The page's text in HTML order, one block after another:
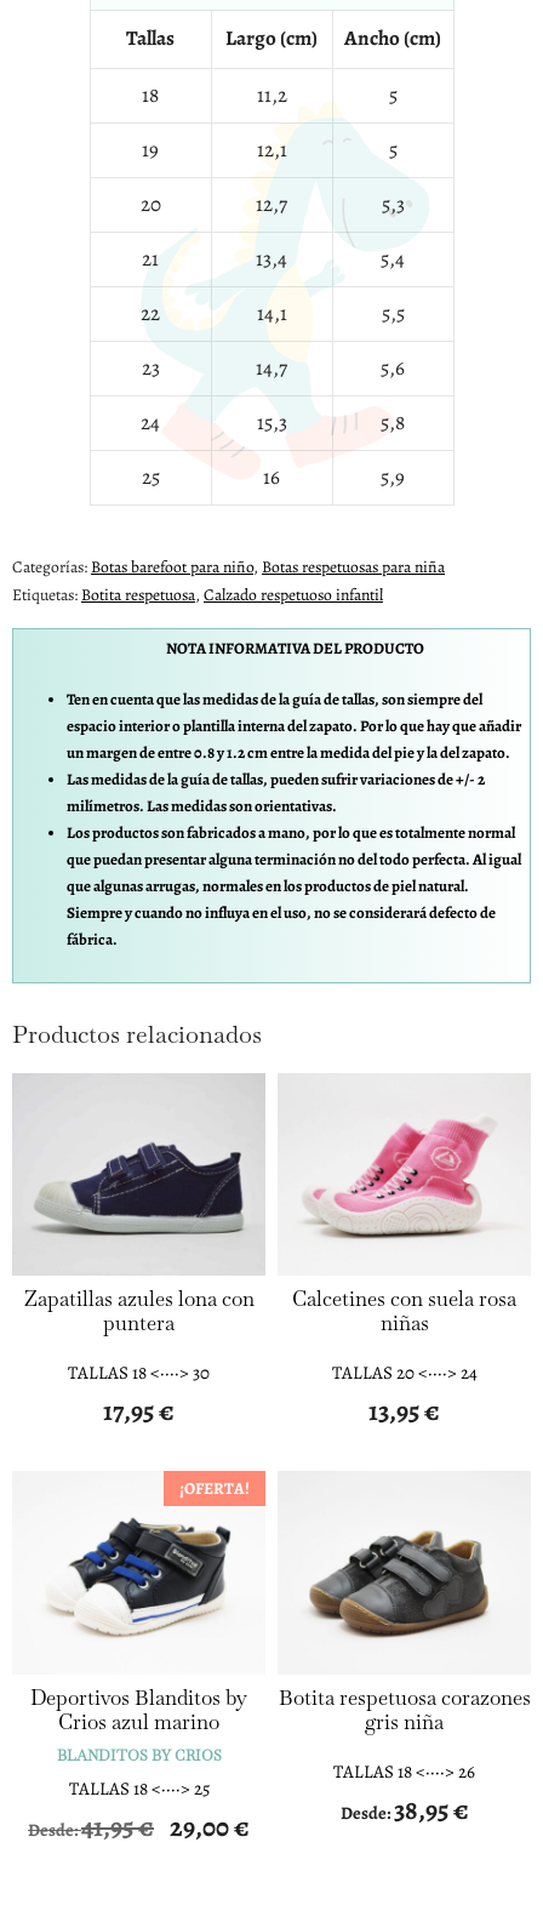
Tallas Largo (cm) Ancho (cm)
18 11,2
5
19
12,1
5
20
12,7
5,3
21
13,4
5,4
22
14,1
5,5
23
14,7
5,6
24
15,3
5,8
25
16 5,9
Categorías: Botas barefoot para niño, Botas respetuosas para niña
Etiquetas: Botita respetuosa, Calzado respetuoso infantil
NOTA INFORMATIVA DEL PRODUCTO
Ten en cuenta que las medidas de la guía de tallas, son siempre del
espacio interior o plantilla interna del zapato. Por lo que hay que añadir
un margen de entre 0.8 y 1.2 cm entre la medida del pie y la del zapato.
Las medidas de la guía de tallas, pueden sufrir variaciones de +/- 2
milímetros. Las medidas son orientativas.
Los productos son fabricados a mano, por lo que es totalmente normal
que puedan presentar alguna terminación no del todo perfecta. Al igual
que algunas arrugas, normales en los productos de piel natural.
Siempre y cuando no influya en el uso, no se considerará defecto de
fábrica.
Productos relacionados
Zapatillas azules lona con
puntera
TALLAS 18 <····> 30
17,95€
Calcetines con suela rosa
niñas
TALLAS 20 <····> 24
13,95€
¡OFERTA!
Deportivos Blanditos by
Crios azul marino
BLANDITOS BY CRIOS
TALLAS 18 <····> 25
Desde:41,95€ 29,00€
Botita respetuosa corazones
gris niña
TALLAS 18 <····> 26
Desde:38,95€